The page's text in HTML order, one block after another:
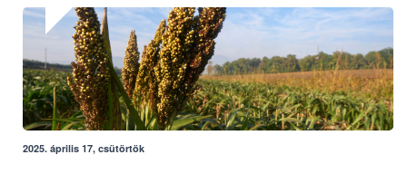
2025. április 17, csütörtök